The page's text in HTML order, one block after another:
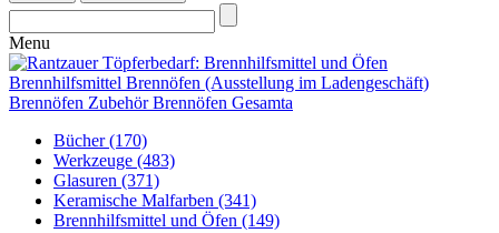
Menu
Bücher(170)
Werkzeuge (483)
Glasuren (371)
Keramische Malfarben (341)
Brennhilfsmittel und Öfen (149)